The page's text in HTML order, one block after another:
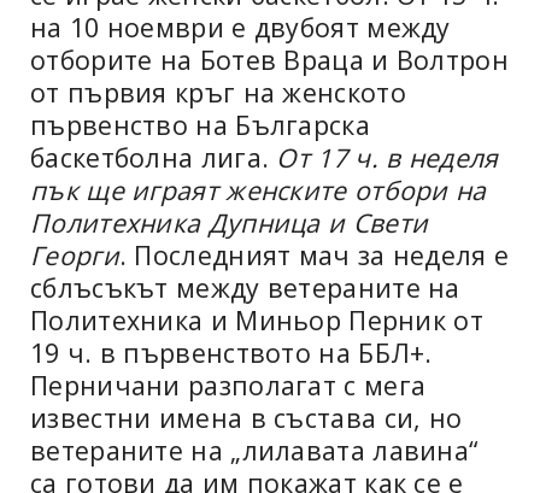
на 10 ноември е двубоят между
отборите на Ботев Враца и Волтрон
от първия кръг на женското
първенство на Българска
баскетболна лига. От 17 ч. в неделя
пък ще играят женските отбори на
Политехника Дупница и Свети
Георги. Последният мач за неделя е
сблъсъкът между ветераните на
Политехника и Миньор Перник от
19 ч. в първенството на ББЛ+.
Перничани разполагат с мега
известни имена в състава си, но
ветераните на „лилавата лавина“
са готови да им покажат как се е